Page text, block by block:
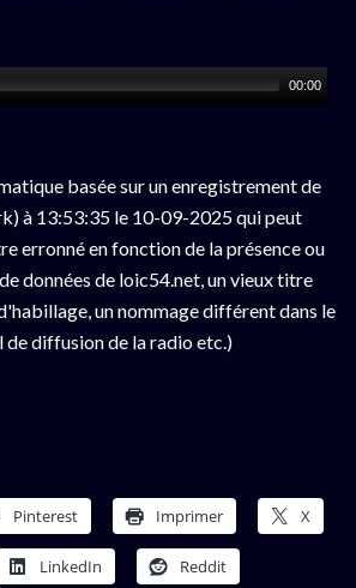
00:00
basée sur un enregistrement de
à 13:53:35 le 10-09-2025 qui peut
erronné en fonction de la présence ou
données de loic54.net, un vieux titre
un nommage différent dans le
de diffusion de la radio etc.)
Pinterest Imprimer X
LinkedIn Reddit